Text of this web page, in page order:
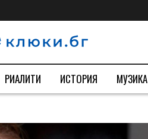
РИАЛИТИ ИСТОРИЯ МУЗИКА